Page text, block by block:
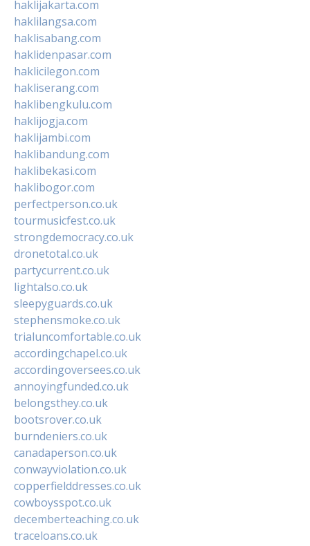
haklijakarta.com
haklilangsa.com
haklisabang.com
haklidenpasar.com
haklicilegon.com
hakliserang.com
haklibengkulu.com
haklijogja.com
haklijambi.com
haklibandung.com
haklibekasi.com
haklibogor.com
perfectperson.co.uk
tourmusicfest.co.uk
strongdemocracy.co.uk
dronetotal.co.uk
partycurrent.co.uk
lightalso.co.uk
sleepyguards.co.uk
stephensmoke.co.uk
trialuncomfortable.co.uk
accordingchapel.co.uk
accordingoversees.co.uk
annoyingfunded.co.uk
belongsthey.co.uk
bootsrover.co.uk
burndeniers.co.uk
canadaperson.co.uk
conwayviolation.co.uk
copperfielddresses.co.uk
cowboysspot.co.uk
decemberteaching.co.uk
traceloans.co.uk